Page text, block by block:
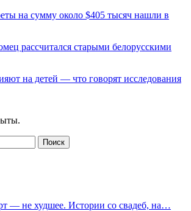
на сумму около $405 тысяч нашли в
рассчитался старыми белорусскими
на детей — что говорят исследования
— не худшее. Истории со свадеб, на…